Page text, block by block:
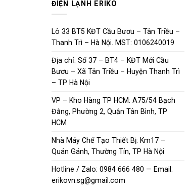
ĐIỆN LẠNH ERIKO
Lô 33 BT5 KĐT Cầu Bươu – Tân Triều –
Thanh Trì – Hà Nội. MST: 0106240019
Địa chỉ: Số 37 – BT4 – KĐT Mới Cầu
Bươu – Xã Tân Triều – Huyện Thanh Trì
– TP Hà Nội
VP – Kho Hàng TP HCM: A75/54 Bạch
Đằng, Phường 2, Quận Tân Bình, TP
HCM
Nhà Máy Chế Tạo Thiết Bị: Km17 –
Quán Gánh, Thường Tín, TP Hà Nội
Hotline / Zalo: 0984 666 480 — Email:
erikovn.sg@gmail.com